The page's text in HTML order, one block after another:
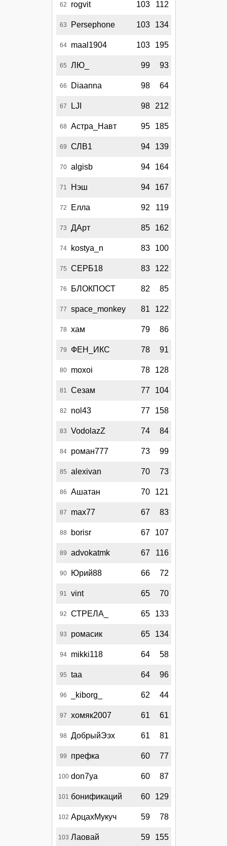
62 rogvit 103 112
63 Persephone 103 134
64 maal1904 103 195
65 ЛЮ_ 99 93
66 Diaanna 98 64
67 LJI 98 212
68 Астра_Навт 95 185
69 СЛВ1 94 139
70 algisb 94 164
71 Нэш 94 167
72 Елла 92 119
73 ДАрт 85 162
74 kostya_n 83 100
75 СЕРБ18 83 122
76 БЛОКПОСТ 82 85
77 space_monkey 81 122
78 хам 79 86
79 ФЕН_ИКС 78 91
80 moxoi 78 128
81 Сезам 77 104
82 nol43 77 158
83 VodolazZ 74 84
84 роман777 73 99
85 alexivan 70 73
86 Ашатан 70 121
87 max77 67 83
88 borisr 67 107
89 advokatmk 67 116
90 Юрий88 66 72
91 vint 65 70
92 СТРЕЛА_ 65 133
93 ромасик 65 134
94 mikki118 64 58
95 taa 64 96
96 _kiborg_ 62 44
97 хомяк2007 61 61
98 ДобрыйЭэх 61 81
99 префка 60 77
100 don7ya 60 87
101 бонификаций 60 129
102 АрцахМукуч 59 78
103 Лаовай 59 155